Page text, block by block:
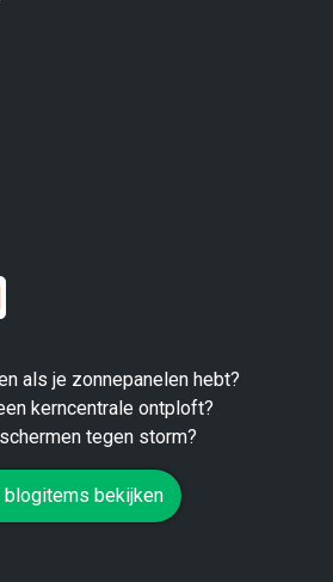
als je zonnepanelen hebt?
kerncentrale ontploft?
tegen storm?
blogitems bekijken